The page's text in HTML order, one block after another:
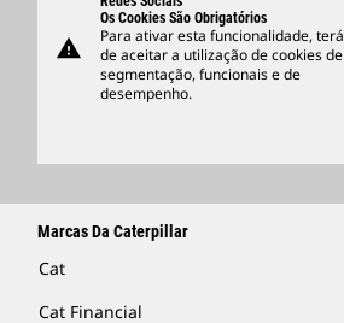
Suporte
Merchandise
Encontrar Um Revendedor
warning
Os Cookies São Obrigatórios
Para ativar esta funcionalidade, terá
de aceitar a utilização de cookies de
segmentação, funcionais e de
desempenho.
Marcas Da Caterpillar
Cat
Cat Financial